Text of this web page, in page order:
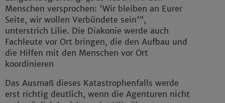
Menschen versprochen: 'Wir bleiben an Eurer
Seite, wir wollen Verbündete sein'“,
unterstrich Lilie. Die Diakonie werde auch
Fachleute vor Ort bringen, die den Aufbau und
die Hilfen mit den Menschen vor Ort
koordinieren
Das Ausmaß dieses Katastrophenfalls werde
erst richtig deutlich, wenn die Agenturen nicht